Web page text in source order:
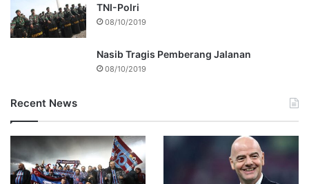
TNI-Polri
08/10/2019
Nasib Tragis Pemberang Jalanan
08/10/2019
Recent News